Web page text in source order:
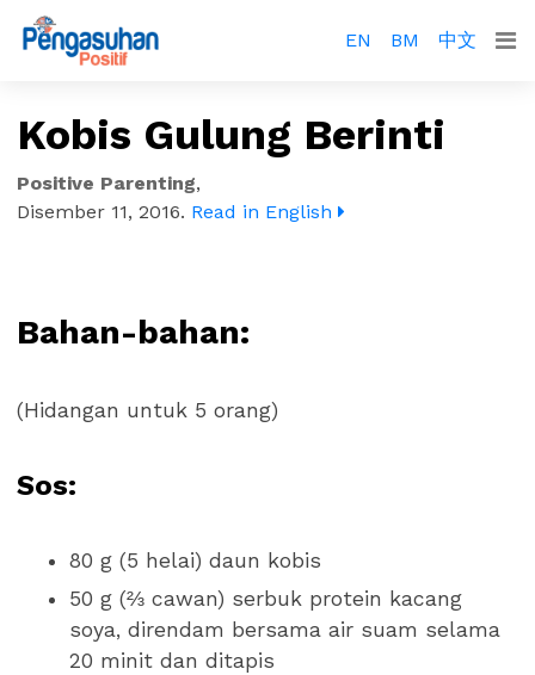
EN BM 中文
Kobis Gulung Berinti
Positive Parenting,
Disember 11, 2016. Read in English
Bahan-bahan:
(Hidangan untuk 5 orang)
Sos:
80 g (5 helai) daun kobis
50 g (⅔ cawan) serbuk protein kacang
soya, direndam bersama air suam selama
20 minit dan ditapis